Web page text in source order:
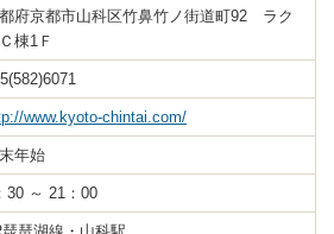
府京都市山科区竹鼻竹ノ街道町92 ラク
棟1Ｆ
www.kyoto-chintai.com/
年始
30 ～ 21：00